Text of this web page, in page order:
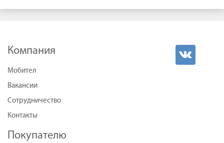
Компания
Мобител
Вакансии
Сотрудничество
Контакты
Покупателю